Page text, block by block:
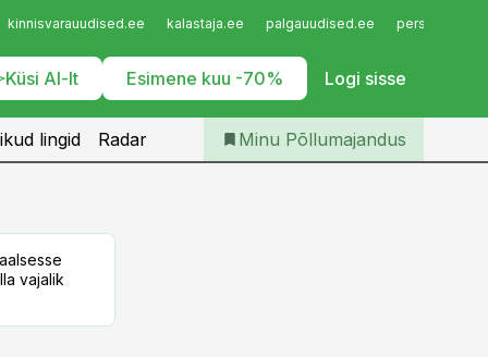
kinnisvarauudised.ee kalastaja.ee palgauudised.ee
Küsi AI-lt Esimene kuu -70% Logi sisse
Iseteenindus
Telli Põllumajandus
lingid Radar Minu Põllumajandus
vajalik